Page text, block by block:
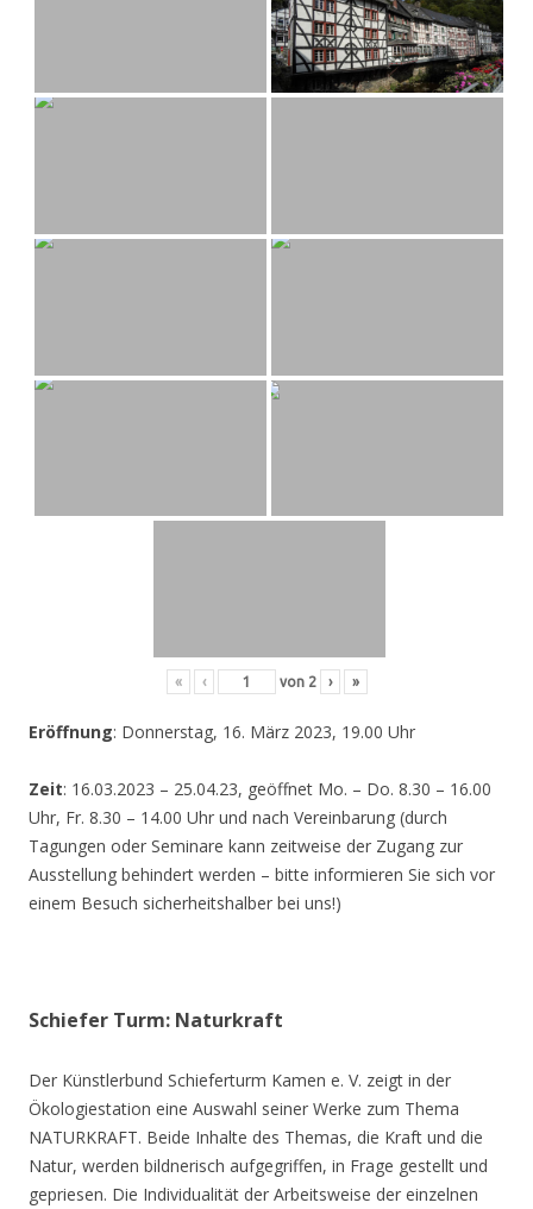
« ‹ von 2 › »
Eröffnung: Donnerstag, 16. März 2023, 19.00 Uhr
Zeit: 16.03.2023 – 25.04.23, geöffnet Mo. – Do. 8.30 – 16.00
Uhr, Fr. 8.30 – 14.00 Uhr und nach Vereinbarung (durch
Tagungen oder Seminare kann zeitweise der Zugang zur
Ausstellung behindert werden – bitte informieren Sie sich vor
einem Besuch sicherheitshalber bei uns!)
Schiefer Turm: Naturkraft
Der Künstlerbund Schieferturm Kamen e. V. zeigt in der
Ökologiestation eine Auswahl seiner Werke zum Thema
NATURKRAFT. Beide Inhalte des Themas, die Kraft und die
Natur, werden bildnerisch aufgegriffen, in Frage gestellt und
gepriesen. Die Individualität der Arbeitsweise der einzelnen